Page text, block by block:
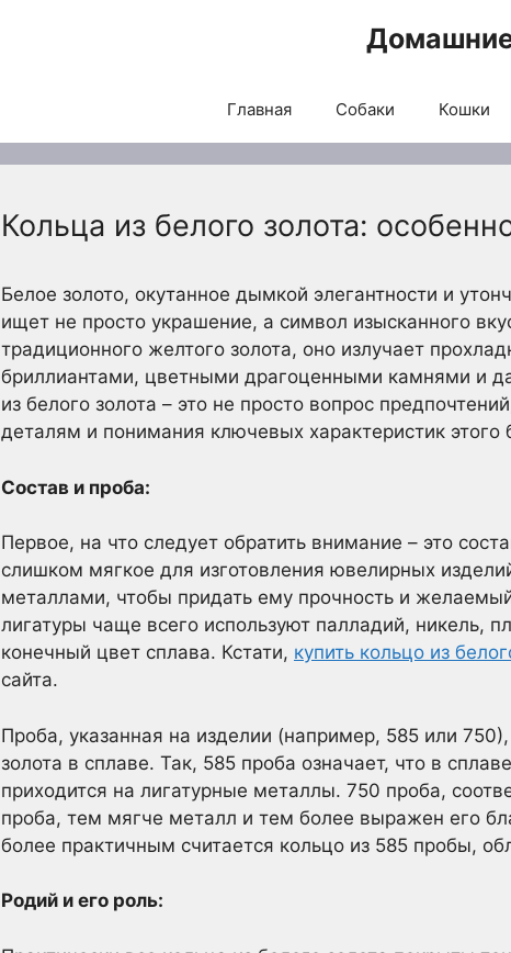
Главная Собаки Кошки
Кольца из белого золота:
Белое золото, окутанное дымкой элегантности и
ищет не просто украшение, а символ изысканного
традиционного желтого золота, оно излучает
бриллиантами, цветными драгоценными камнями и
из белого золота – это не просто вопрос
деталям и понимания ключевых характеристик этого
Состав и проба:
Первое, на что следует обратить внимание – это
слишком мягкое для изготовления ювелирных
металлами, чтобы придать ему прочность и
лигатуры чаще всего используют палладий, никель,
конечный цвет сплава. Кстати, купить кольцо из
сайта.
Проба, указанная на изделии (например, 585 или
золота в сплаве. Так, 585 проба означает, что в
приходится на лигатурные металлы. 750 проба,
проба, тем мягче металл и тем более выражен его
более практичным считается кольцо из 585 пробы,
Родий и его роль: